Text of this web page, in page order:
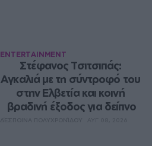
ENTERTAINMENT
Στέφανος Τσιτσιπάς:
Αγκαλιά με τη σύντροφό του
στην Ελβετία και κοινή
βραδινή έξοδος για δείπνο